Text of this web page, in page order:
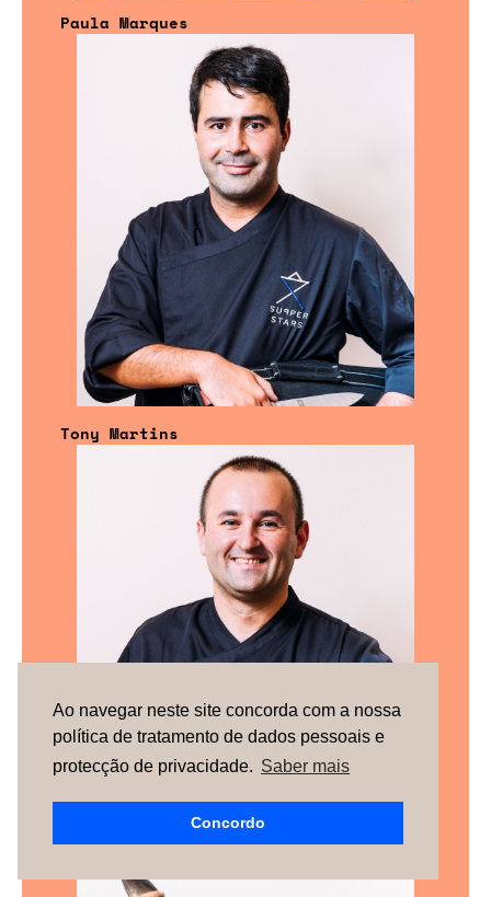
Ao navegar neste site concorda com a nossa
política de tratamento de dados pessoais e
protecção de privacidade. Saber mais
Concordo
Paula Marques
Tony Martins
Ricardo Raimundo